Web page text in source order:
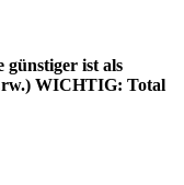
günstiger ist als
WICHTIG: Total